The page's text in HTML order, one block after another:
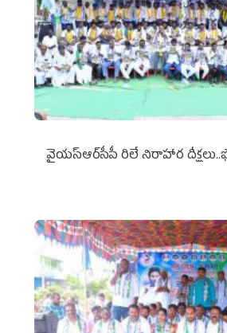
వైయ‌స్ఆర్‌సీపీ రిలే నిరాహార